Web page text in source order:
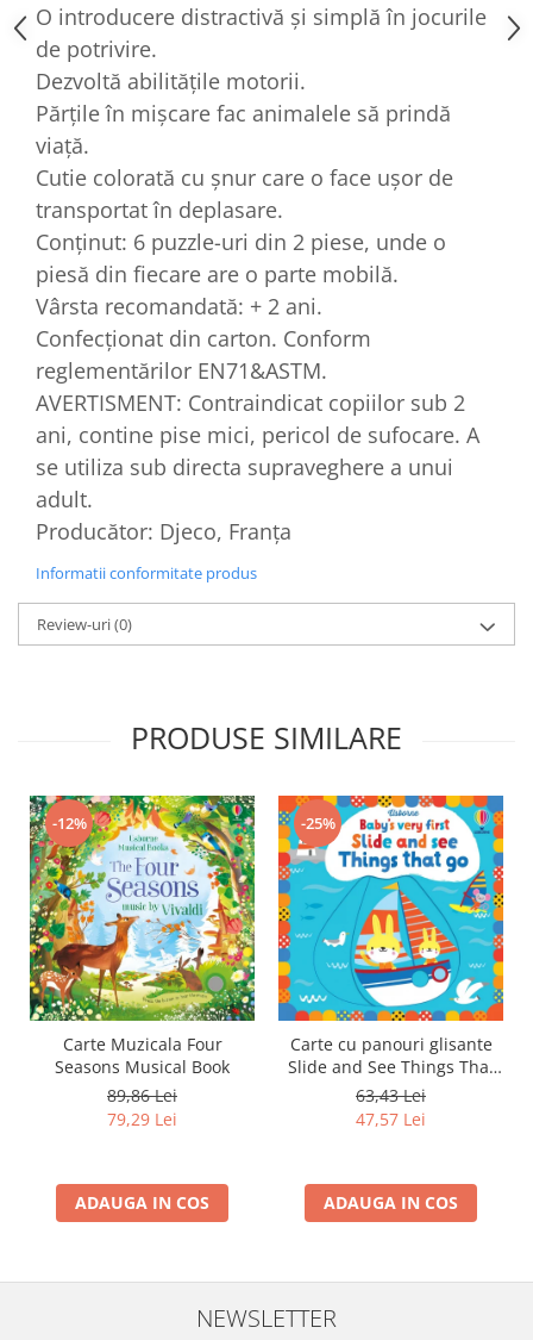
O introducere distractivă și simplă în jocurile
de potrivire.
Dezvoltă abilitățile motorii.
Părțile în mișcare fac animalele să prindă
viață.
Cutie colorată cu șnur care o face ușor de
transportat în deplasare.
Conținut: 6 puzzle-uri din 2 piese, unde o
piesă din fiecare are o parte mobilă.
Vârsta recomandată: + 2 ani.
Confecționat din carton. Conform
reglementărilor EN71&ASTM.
AVERTISMENT: Contraindicat copiilor sub 2
ani, contine pise mici, pericol de sufocare. A
se utiliza sub directa supraveghere a unui
adult.
Producător: Djeco, Franța
Informatii conformitate produs
Review-uri(0)
PRODUSE SIMILARE
-12%
Carte Muzicala Four
Seasons Musical Book
89,86 Lei
79,29 Lei
ADAUGA IN COS
-25%
Carte cu panouri glisante
Slide and See Things That
Go
63,43 Lei
47,57 Lei
ADAUGA IN COS
NEWSLETTER